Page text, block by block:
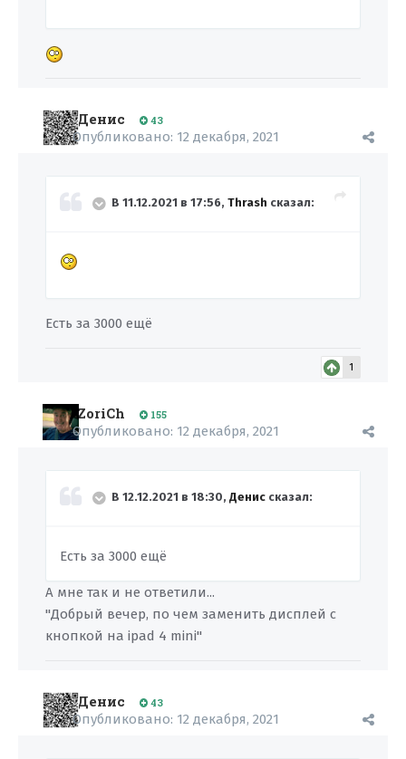
Денис 43
Опубликовано: 12 декабря, 2021
В 11.12.2021 в 17:56, Thrash сказал:
Есть за 3000 ещё
1
ZoriCh 155
Опубликовано: 12 декабря, 2021
В 12.12.2021 в 18:30, Денис сказал:
Есть за 3000 ещё
А мне так и не ответили...
"Добрый вечер, по чем заменить дисплей с
кнопкой на ipad 4 mini"
Денис 43
Опубликовано: 12 декабря, 2021